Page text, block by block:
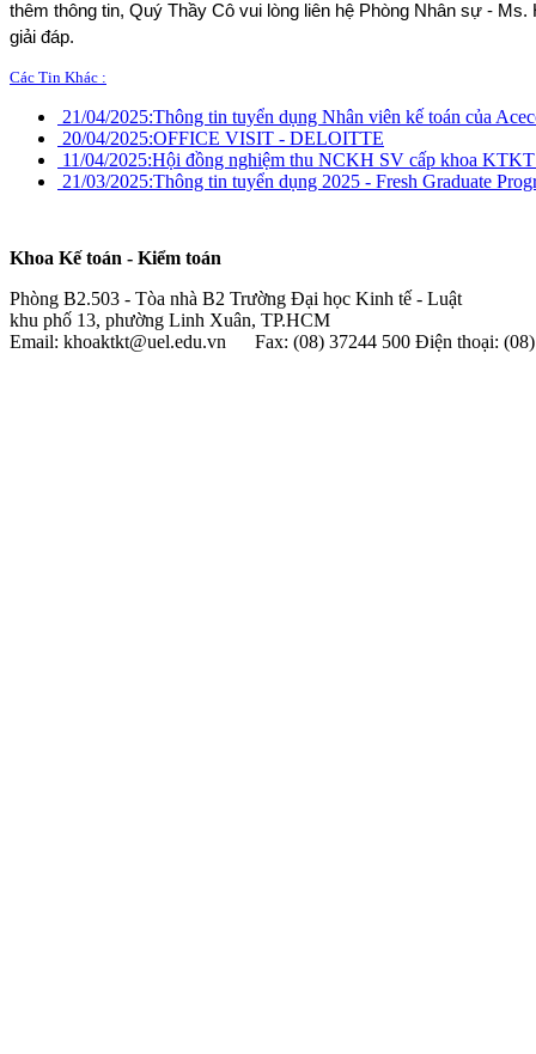
thêm thông tin, Quý Thầy Cô vui lòng liên hệ Phòng Nhân sự -
giải đáp.
Các Tin Khác :
21/04/2025:Thông tin tuyển dụng Nhân viên kế toán của
20/04/2025:OFFICE VISIT - DELOITTE
11/04/2025:Hội đồng nghiệm thu NCKH SV cấp khoa
21/03/2025:Thông tin tuyển dụng 2025 - Fresh Graduate
Khoa Kế toán - Kiểm toán
Phòng B2.503 - Tòa nhà B2 Trường Đại học Kinh tế - Luật
khu phố 13, phường Linh Xuân, TP.HCM
Email: khoaktkt@uel.edu.vn Fax: (08) 37244 500 Điện thoại: